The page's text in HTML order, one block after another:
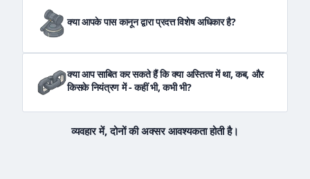
क्या आपके पास कानून द्वारा प्रदत्त विशेष अधिकार है?
क्या आप साबित कर सकते हैं कि क्या अस्तित्व में था, कब, और
किसके नियंत्रण में - कहीं भी, कभी भी?
व्यवहार में, दोनों की अक्सर आवश्यकता होती है।